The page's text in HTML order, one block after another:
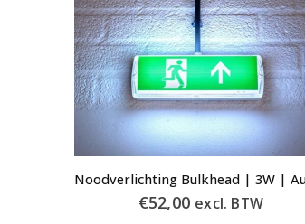
€52,00 excl. BTW